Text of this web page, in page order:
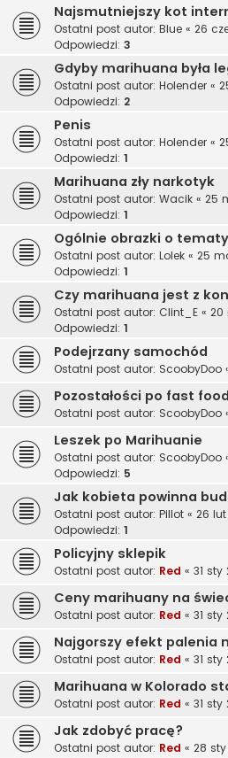
Najsmutniejszy kot
Ostatni post autor: Blue « 26
Odpowiedzi: 3
Gdyby marihuana była
Ostatni post autor: Holender «
Odpowiedzi: 2
Penis
Ostatni post autor: Holender «
Odpowiedzi: 1
Marihuana zły narkotyk
Ostatni post autor: Wacik « 25
Odpowiedzi: 1
Ogólnie obrazki o
Ostatni post autor: Lolek « 25
Odpowiedzi: 1
Czy marihuana jest z
Ostatni post autor: Clint_E « 20
Odpowiedzi: 1
Podejrzany samochód
Ostatni post autor: ScoobyDoo
Pozostałości po fast
Ostatni post autor: ScoobyDoo
Leszek po Marihuanie
Ostatni post autor: ScoobyDoo
Odpowiedzi: 5
Jak kobieta powinna
Ostatni post autor: Pillot « 26 lut
Odpowiedzi: 1
Policyjny sklepik
Ostatni post autor: Red « 31 sty
Ceny marihuany na
Ostatni post autor: Red « 31 sty
Najgorszy efekt palenia
Ostatni post autor: Red « 31 sty
Marihuana w Kolorado
Ostatni post autor: Red « 31 sty
Jak zdobyć pracę?
Ostatni post autor: Red « 28 sty